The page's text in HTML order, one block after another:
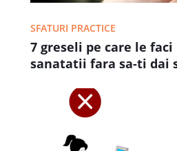
SFATURI PRACTICE
7 greseli pe care le
sanatatii fara sa-ti dai